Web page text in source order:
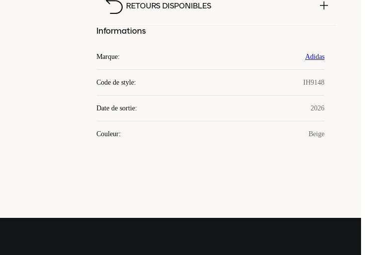
RETOURS DISPONIBLES
Informations
Marque: Adidas
Code de style: IH9148
Date de sortie: 2026
Couleur: Beige